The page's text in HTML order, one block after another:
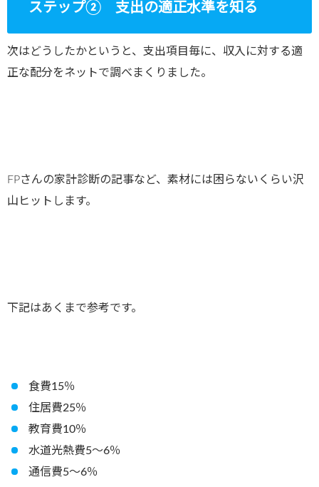
ステップ② 支出の適正水準を知る
次はどうしたかというと、支出項目毎に、収入に対する適
正な配分をネットで調べまくりました。
FPさんの家計診断の記事など、素材には困らないくらい沢
山ヒットします。
下記はあくまで参考です。
食費15％
住居費25％
教育費10％
水道光熱費5～6％
通信費5～6％